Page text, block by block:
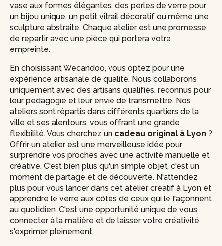
vase aux formes élégantes, des perles de verre pour
un bijou unique, un petit vitrail décoratif ou même une
sculpture abstraite. Chaque atelier est une promesse
de repartir avec une pièce qui portera votre
empreinte.
En choisissant Wecandoo, vous optez pour une
expérience artisanale de qualité. Nous collaborons
uniquement avec des artisans qualifiés, reconnus pour
leur pédagogie et leur envie de transmettre. Nos
ateliers sont répartis dans différents quartiers de la
ville et ses alentours, vous offrant une grande
flexibilité. Vous cherchez un cadeau original à Lyon ?
Offrir un atelier est une merveilleuse idée pour
surprendre vos proches avec une activité manuelle et
créative. C'est bien plus qu'un simple objet, c'est un
moment de partage et de découverte. N'attendez
plus pour vous lancer dans cet atelier créatif à Lyon et
apprendre le verre aux côtés de ceux qui le façonnent
au quotidien. C'est une opportunité unique de vous
connecter à la matière et de laisser votre créativité
s'exprimer pleinement.